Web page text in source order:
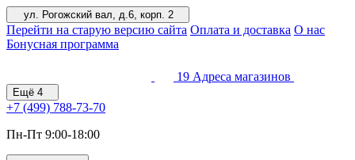
ул. Рогожский вал, д.6, корп. 2
Перейти на старую версию сайта Оплата и доставка О нас
Бонусная программа
19 Адреса магазинов
Ещё 4
+7 (499) 788-73-70
Пн-Пт 9:00-18:00